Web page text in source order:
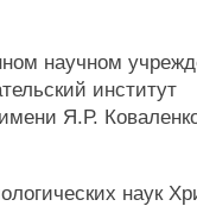
научном
институт
имени Я.Р.
наук